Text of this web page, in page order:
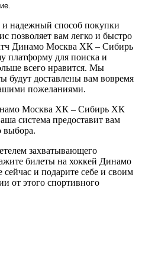
надежный способ покупки
позволяет вам легко и быстро
Динамо Москва ХК – Сибирь
платформу для поиска и
всего нравится. Мы
будут доставлены вам вовремя
пожеланиями.
Москва ХК – Сибирь ХК
система предоставит вам
выбора.
захватывающего
билеты на хоккей Динамо
и подарите себе и своим
от этого спортивного